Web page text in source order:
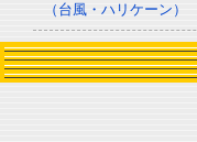
（台風・ハリケーン）